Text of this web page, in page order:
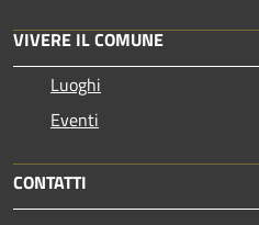
VIVERE IL COMUNE
Luoghi
Eventi
CONTATTI